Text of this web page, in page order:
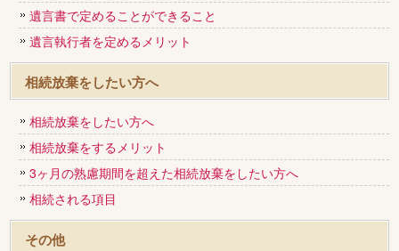
遺言書で定めることができること
遺言執行者を定めるメリット
相続放棄をしたい方へ
相続放棄をしたい方へ
相続放棄をするメリット
3ヶ月の熟慮期間を超えた相続放棄をしたい方へ
相続される項目
その他